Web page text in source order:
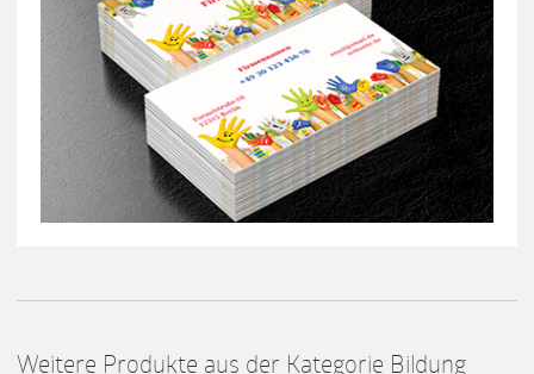
Weitere Produkte aus der Kategorie Bildung